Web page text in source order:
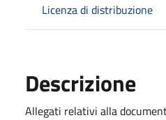
Licenza di distribuzione
Descrizione
Allegati relativi alla